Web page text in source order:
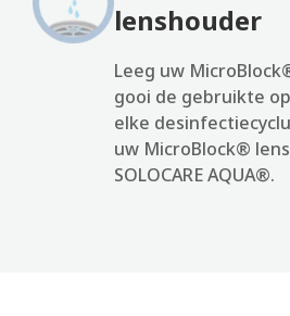
lenshouder
Leeg uw
gooi de gebruikte
elke
uw MicroBlock®
SOLOCARE AQUA®.